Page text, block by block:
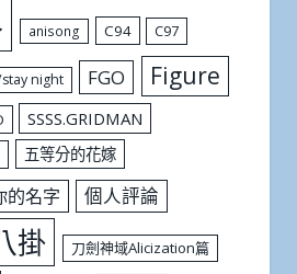
anisong C94 C97
night FGO Figure
SSSS.GRIDMAN
五等分的花嫁
的名字 個人評論
掛 刀劍神域Alicization篇